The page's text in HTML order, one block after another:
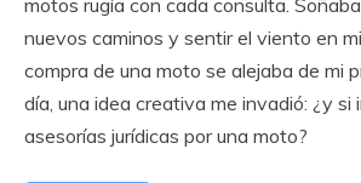
motos rugía con cada consulta.
nuevos caminos y sentir el viento en
compra de una moto se alejaba de mi
día, una idea creativa me invadió: ¿y si
asesorías jurídicas por una moto?